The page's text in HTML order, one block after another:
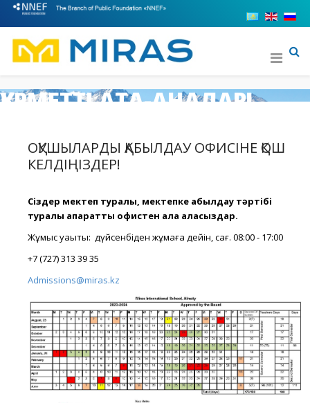
ҚҰРМЕТТІ АТА-АНАЛАР!
үшін алғыс білдіреміз.
ОҚУШЫЛАРДЫ ҚАБЫЛДАУ ОФИСІНЕ ҚОШ
КЕЛДІҢІЗДЕР!
Сіздер мектеп туралы, мектепке қабылдау тәртібі
туралы ақпаратты офистен ала аласыздар.
Жұмыс уақыты: дүйсенбіден жұмаға дейін, сағ. 08:00 - 17:00
+7 (727) 313 39 35
Admissions@miras.kz